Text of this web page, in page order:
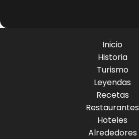
Inicio
Historia
Turismo
Leyendas
Recetas
Restaurantes
Hoteles
Alrededores